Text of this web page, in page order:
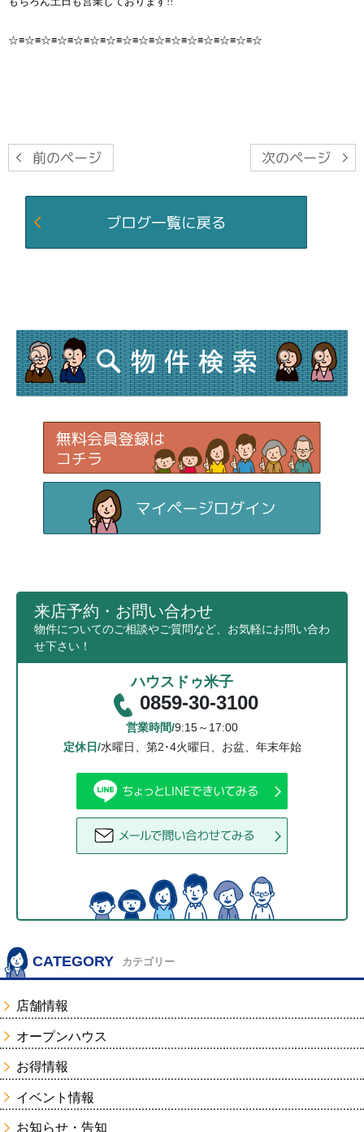
☆≡☆≡☆≡☆≡☆≡☆≡☆≡☆≡☆≡☆≡☆≡☆≡☆≡☆≡☆≡☆
来店予約・お問い合わせ
物件についてのご相談やご質問など、お気軽にお問い合わ
せ下さい！
ハウスドゥ米子
0859-30-3100
営業時間/9:15～17:00
定休日/水曜日、第2･4火曜日、お盆、年末年始
CATEGORY カテゴリー
店舗情報
オープンハウス
お得情報
イベント情報
お知らせ・告知